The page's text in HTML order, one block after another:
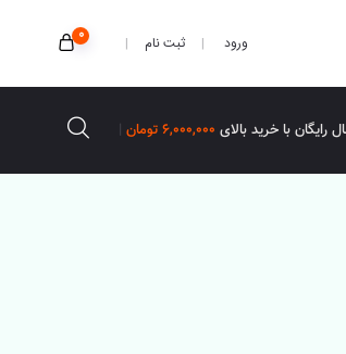
ورود ثبت نام 0
رایگان با خرید بالای 6,000,000 تومان